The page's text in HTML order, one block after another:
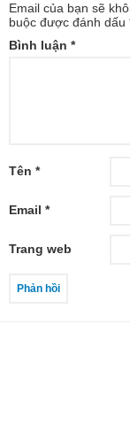
Email của bạn sẽ
buộc được đánh dấu
Bình luận *
Tên *
Email *
Trang web